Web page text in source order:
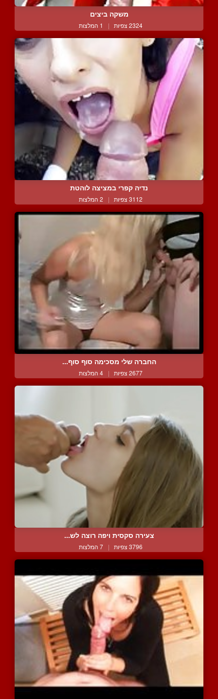
משקה ביצים
2324 צפיות | 1 המלצות
נדיה קפרי במציצה לוהטת
3112 צפיות | 2 המלצות
החברה שלי מסכימה סוף סוף...
2677 צפיות | 4 המלצות
צעירה סקסית ויפה רוצה לש...
3796 צפיות | 7 המלצות